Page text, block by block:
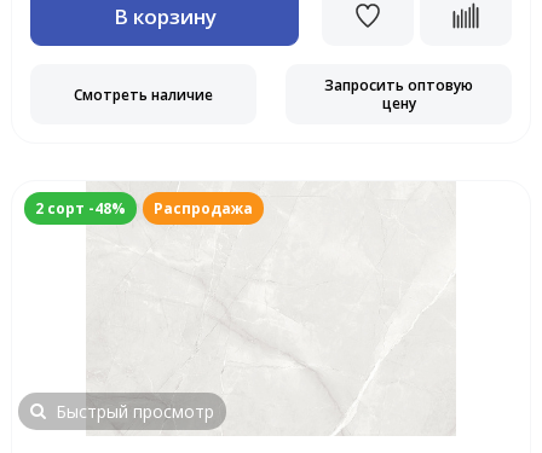
В корзину
Смотреть наличие
Запросить оптовую
цену
2 сорт -48% Распродажа
Быстрый просмотр